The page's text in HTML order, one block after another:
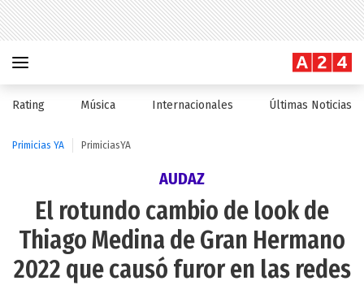
Rating Música Internacionales Últimas Noticias
Primicias YA PrimiciasYA
AUDAZ
El rotundo cambio de look de
Thiago Medina de Gran Hermano
2022 que causó furor en las redes